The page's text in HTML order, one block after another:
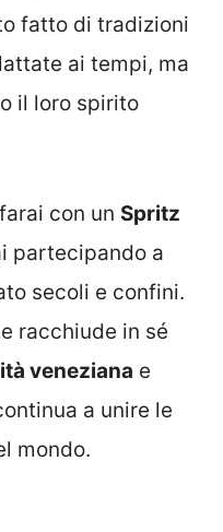
fatto di tradizioni
ai tempi, ma
il loro spirito
con un Spritz
partecipando a
secoli e confini.
racchiude in sé
veneziana e
a unire le
mondo.